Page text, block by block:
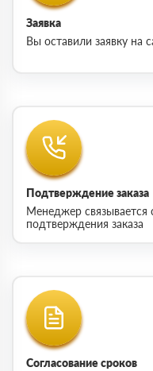
Заявка
Вы оставили заявку на
Подтверждение заказа
Менеджер связывается
подтверждения заказа
Согласование сроков